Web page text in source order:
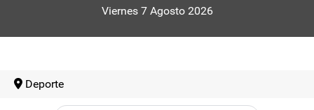
Viernes 7 Agosto 2026
Deporte